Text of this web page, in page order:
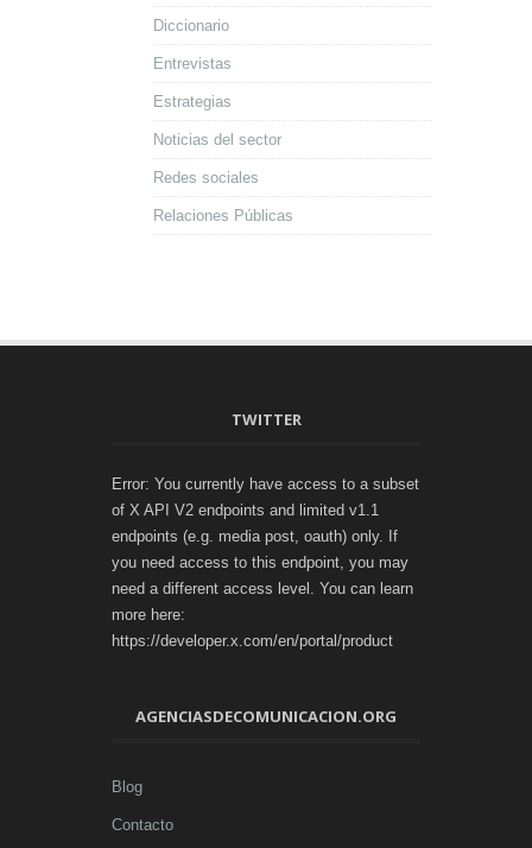
Diccionario
Entrevistas
Estrategias
Noticias del sector
Redes sociales
Relaciones Públicas
TWITTER
Error: You currently have access to a subset
of X API V2 endpoints and limited v1.1
endpoints (e.g. media post, oauth) only. If
you need access to this endpoint, you may
need a different access level. You can learn
more here:
https://developer.x.com/en/portal/product
AGENCIASDECOMUNICACION.ORG
Blog
Contacto